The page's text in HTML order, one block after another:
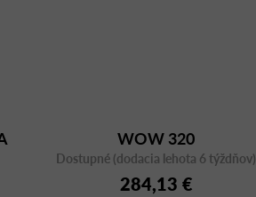
WOW 320
Dostupné (dodacia lehota 6 týždňov)
284,13 €